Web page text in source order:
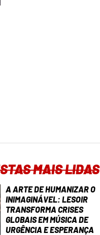
MAIS LIDAS
A ARTE DE HUMANIZAR O
INIMAGINÁVEL: LESOIR
TRANSFORMA CRISES
GLOBAIS EM MÚSICA DE
URGÊNCIA E ESPERANÇA